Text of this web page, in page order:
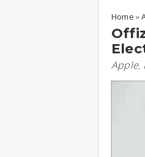
Home »
Apple,